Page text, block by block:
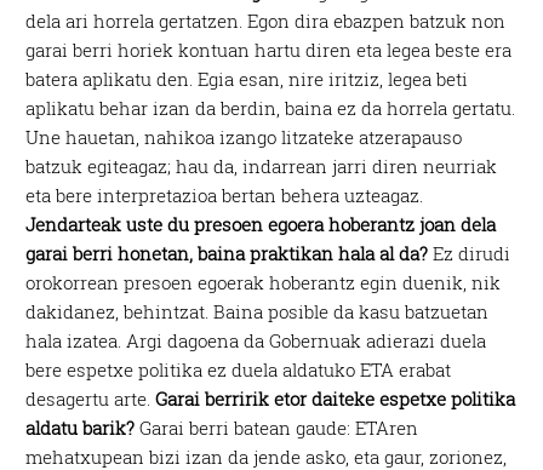
dela ari horrela gertatzen. Egon dira ebazpen batzuk non
garai berri horiek kontuan hartu diren eta legea beste era
batera aplikatu den. Egia esan, nire iritziz, legea beti
aplikatu behar izan da berdin, baina ez da horrela gertatu.
Une hauetan, nahikoa izango litzateke atzerapauso
batzuk egiteagaz; hau da, indarrean jarri diren neurriak
eta bere interpretazioa bertan behera uzteagaz.
Jendarteak uste du presoen egoera hoberantz joan dela
garai berri honetan, baina praktikan hala al da? Ez dirudi
orokorrean presoen egoerak hoberantz egin duenik, nik
dakidanez, behintzat. Baina posible da kasu batzuetan
hala izatea. Argi dagoena da Gobernuak adierazi duela
bere espetxe politika ez duela aldatuko ETA erabat
desagertu arte.Garai berririk etor daiteke espetxe politika
aldatu barik? Garai berri batean gaude: ETAren
mehatxupean bizi izan da jende asko, eta gaur, zorionez,